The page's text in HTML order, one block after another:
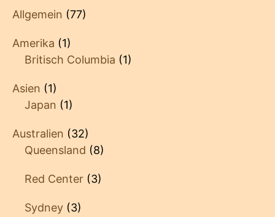
Allgemein (77)
Amerika (1)
Britisch Columbia (1)
Asien (1)
Japan (1)
Australien (32)
Queensland (8)
Red Center (3)
Sydney (3)